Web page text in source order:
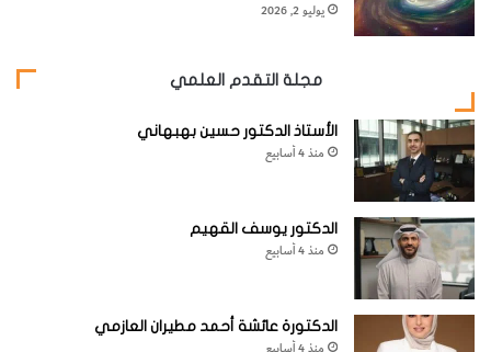
يوليو 2, 2026
مجلة التقدم العلمي
الأستاذ الدكتور حسين بهبهاني
منذ 4 أسابيع
الدكتور يوسف القهيم
منذ 4 أسابيع
الدكتورة عائشة أحمد مطيران العازمي